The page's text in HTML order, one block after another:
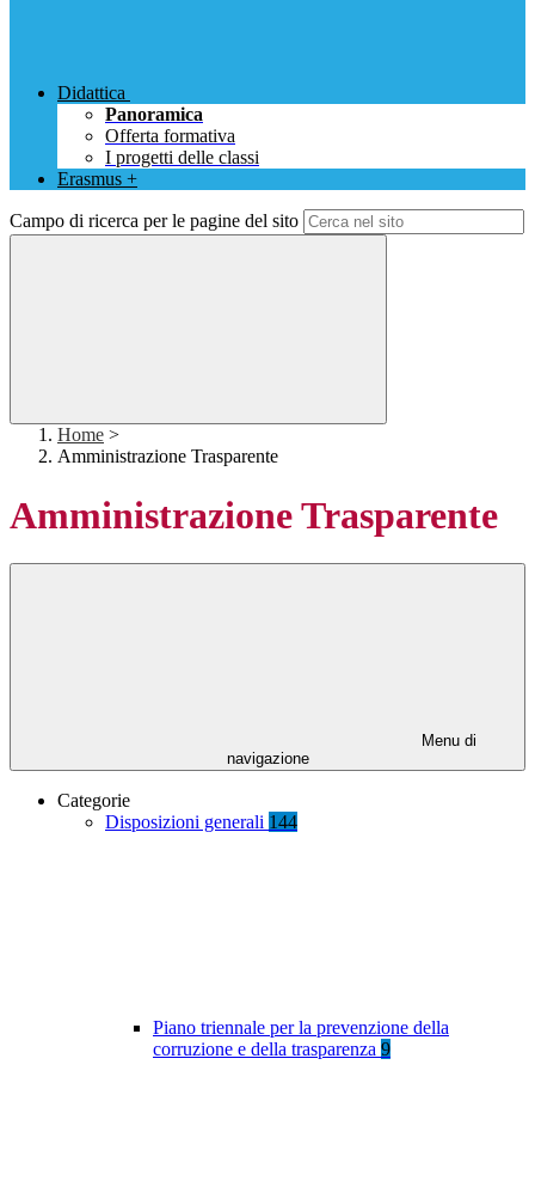
Didattica
Panoramica
Offerta formativa
I progetti delle classi
Erasmus +
Campo di ricerca per le pagine del sito
Home >
Amministrazione Trasparente
Amministrazione Trasparente
Menu di
navigazione
Categorie
Disposizioni generali 144
Piano triennale per la prevenzione della
corruzione e della trasparenza 9